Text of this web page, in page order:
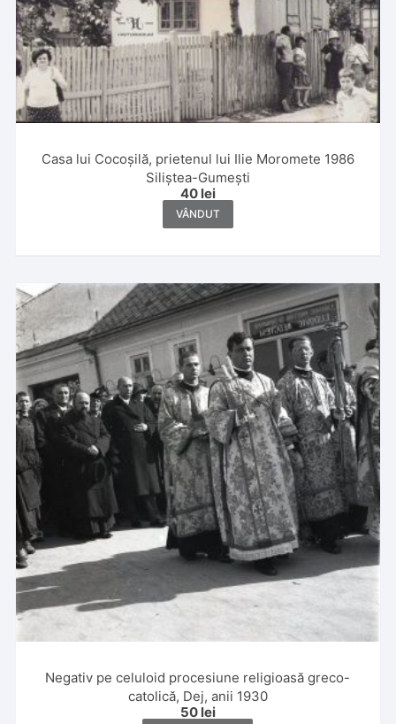
Casa lui Cocoșilă, prietenul lui Ilie Moromete 1986
Siliștea-Gumești
40 lei
VÂNDUT
Negativ pe celuloid procesiune religioasă greco-
catolică, Dej, anii 1930
50 lei